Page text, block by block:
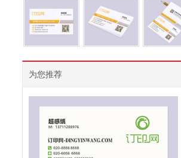
为您推荐